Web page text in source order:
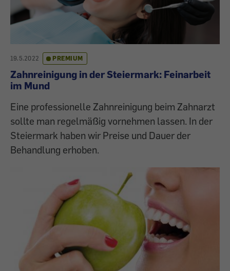
19.5.2022 PREMIUM
Zahnreinigung in der Steiermark: Feinarbeit
im Mund
Eine professionelle Zahnreinigung beim Zahnarzt
sollte man regelmäßig vornehmen lassen. In der
Steiermark haben wir Preise und Dauer der
Behandlung erhoben.